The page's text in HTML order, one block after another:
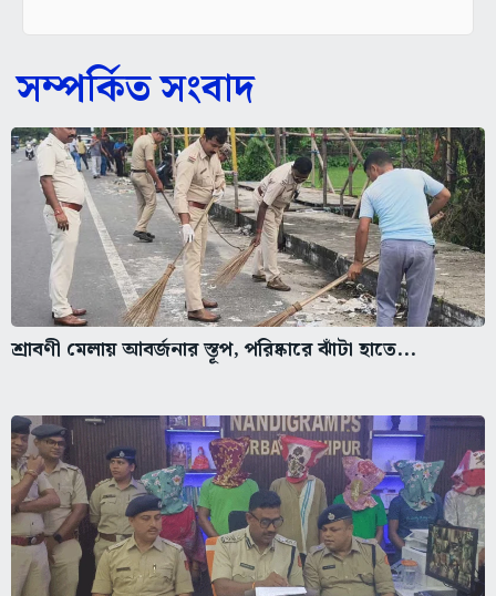
সম্পর্কিত সংবাদ
শ্রাবণী মেলায় আবর্জনার স্তূপ, পরিষ্কারে ঝাঁটা হাতে...